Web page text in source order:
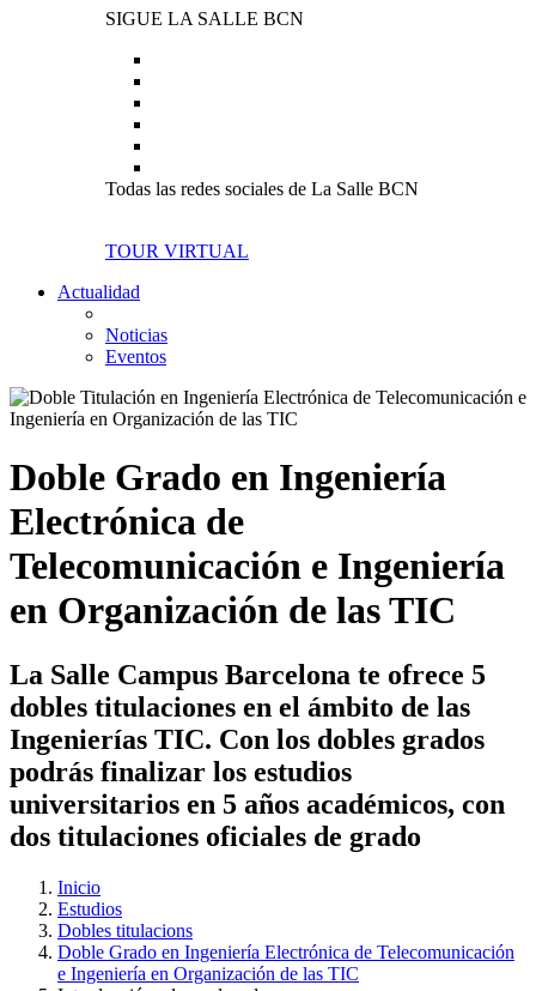
SIGUE LA SALLE BCN
Todas las redes sociales de La Salle BCN
TOUR VIRTUAL
Actualidad
Noticias
Eventos
Doble Grado en Ingeniería
Electrónica de
Telecomunicación e Ingeniería
en Organización de las TIC
La Salle Campus Barcelona te ofrece 5
dobles titulaciones en el ámbito de las
Ingenierías TIC. Con los dobles grados
podrás finalizar los estudios
universitarios en 5 años académicos, con
dos titulaciones oficiales de grado
Inicio
Estudios
Dobles titulacions
Doble Grado en Ingeniería Electrónica de Telecomunicación
e Ingeniería en Organización de las TIC